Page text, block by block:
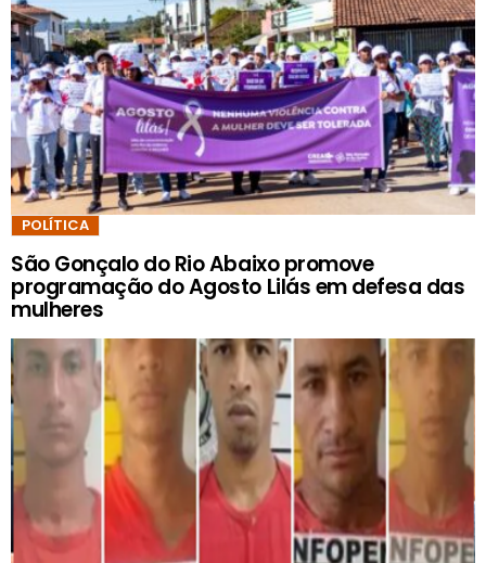
POLÍTICA
São Gonçalo do Rio Abaixo promove
programação do Agosto Lilás em defesa das
mulheres